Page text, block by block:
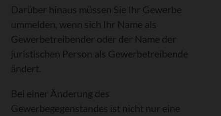
Darüber hinaus müssen Sie Ihr Gewerbe
ummelden, wenn sich Ihr Name als
Gewerbetreibender oder der Name der
juristischen Person als Gewerbetreibende
ändert.
Bei einer Änderung des
Gewerbegegenstandes ist nicht nur eine